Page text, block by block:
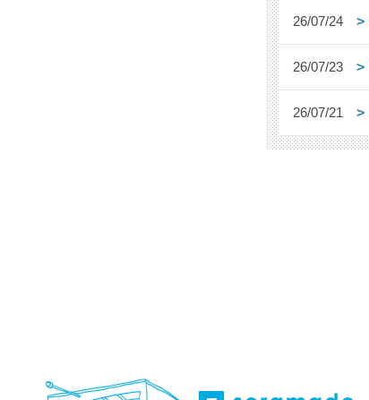
26/07/24
26/07/23
26/07/21